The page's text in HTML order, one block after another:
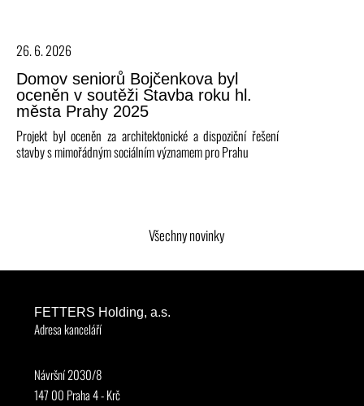
26. 6. 2026
Domov seniorů Bojčenkova byl
oceněn v soutěži Stavba roku hl.
města Prahy 2025
Projekt byl oceněn za architektonické a dispoziční řešení
stavby s mimořádným sociálním významem pro Prahu
Všechny novinky
FETTERS Holding, a.s.
Adresa kanceláří
Návršní 2030/8
147 00 Praha 4 - Krč